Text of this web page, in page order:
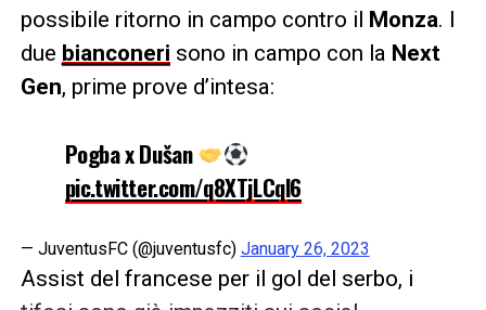
possibile ritorno in campo contro il Monza. I
due bianconeri sono in campo con la Next
Gen, prime prove d’intesa:
Pogba x Dušan
pic.twitter.com/q8XTjLCql6
— JuventusFC (@juventusfc) January 26, 2023
Assist del francese per il gol del serbo, i